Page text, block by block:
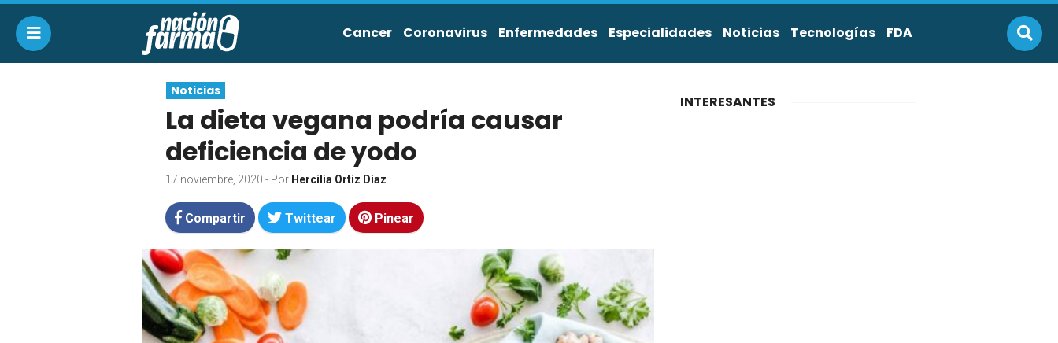
Cancer Coronavirus Enfermedades Especialidades Noticias Tecnologías FDA
Noticias
La dieta vegana podría causar
deficiencia de yodo
17 noviembre, 2020 - Por Hercilia Ortiz Díaz
Compartir Twittear Pinear
INTERESANTES